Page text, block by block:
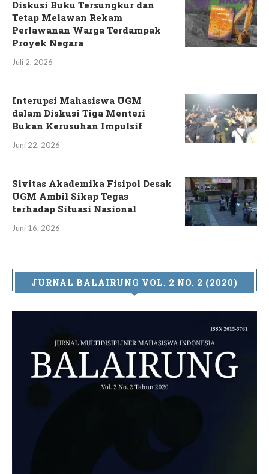
Diskusi Buku Tersungkur dan
Tetap Melawan Rekam
Perlawanan Warga Terdampak
Proyek Negara
Juli 2, 2026
Interupsi Mahasiswa UGM
dalam Diskusi Tiga Menteri
Bukan Kerusuhan Impulsif
Juni 22, 2026
Sivitas Akademika Fisipol Desak
UGM Ambil Sikap Tegas
terhadap Situasi Nasional
Juni 16, 2026
JURNAL BALAIRUNG VOL. 2 NO. 2 (2020)